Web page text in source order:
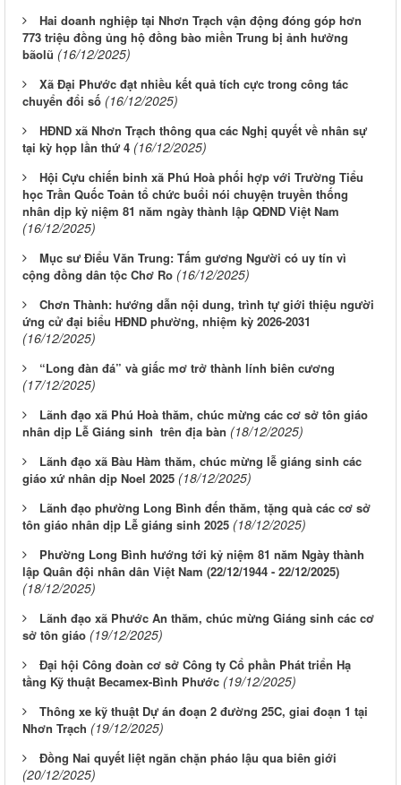
Hai doanh nghiệp tại Nhơn Trạch vận động đóng góp hơn
773 triệu đồng ủng hộ đồng bào miền Trung bị ảnh hưởng
bãolũ (16/12/2025)
Xã Đại Phước đạt nhiều kết quả tích cực trong công tác
chuyển đổi số (16/12/2025)
HĐND xã Nhơn Trạch thông qua các Nghị quyết về nhân sự
tại kỳ họp lần thứ 4 (16/12/2025)
Hội Cựu chiến binh xã Phú Hoà phối hợp với Trường Tiểu
học Trần Quốc Toản tổ chức buổi nói chuyện truyền thống
nhân dịp kỷ niệm 81 năm ngày thành lập QĐND Việt Nam
(16/12/2025)
Mục sư Điểu Văn Trung: Tấm gương Người có uy tín vì
cộng đồng dân tộc Chơ Ro (16/12/2025)
Chơn Thành: hướng dẫn nội dung, trình tự giới thiệu người
ứng cử đại biểu HĐND phường, nhiệm kỳ 2026-2031
(16/12/2025)
“Long đàn đá” và giấc mơ trở thành lính biên cương
(17/12/2025)
Lãnh đạo xã Phú Hoà thăm, chúc mừng các cơ sở tôn giáo
nhân dịp Lễ Giáng sinh trên địa bàn (18/12/2025)
Lãnh đạo xã Bàu Hàm thăm, chúc mừng lễ giáng sinh các
giáo xứ nhân dịp Noel 2025 (18/12/2025)
Lãnh đạo phường Long Bình đến thăm, tặng quà các cơ sở
tôn giáo nhân dịp Lễ giáng sinh 2025 (18/12/2025)
Phường Long Bình hướng tới kỷ niệm 81 năm Ngày thành
lập Quân đội nhân dân Việt Nam (22/12/1944 - 22/12/2025)
(18/12/2025)
Lãnh đạo xã Phước An thăm, chúc mừng Giáng sinh các cơ
sở tôn giáo (19/12/2025)
Đại hội Công đoàn cơ sở Công ty Cổ phần Phát triển Hạ
tầng Kỹ thuật Becamex-Bình Phước (19/12/2025)
Thông xe kỹ thuật Dự án đoạn 2 đường 25C, giai đoạn 1 tại
Nhơn Trạch (19/12/2025)
Đồng Nai quyết liệt ngăn chặn pháo lậu qua biên giới
(20/12/2025)